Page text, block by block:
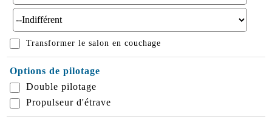
Transformer le salon en couchage
Options de pilotage
Double pilotage
Propulseur d'étrave